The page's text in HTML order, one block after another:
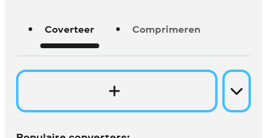
Coverteer Comprimeren